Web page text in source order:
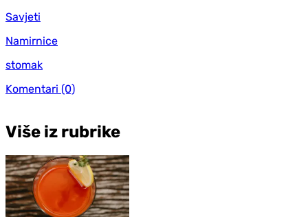
Savjeti
Namirnice
stomak
Komentari (0)
Više iz rubrike